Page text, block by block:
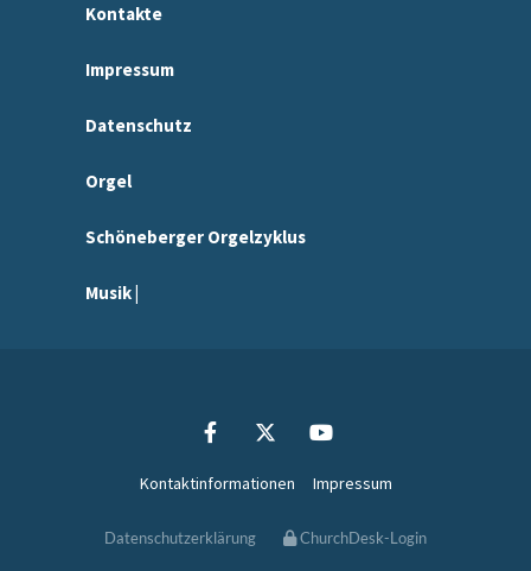
Kontakte
Impressum
Datenschutz
Orgel
Schöneberger Orgelzyklus
Musik |
Kontaktinformationen Impressum
Datenschutzerklärung ChurchDesk-Login